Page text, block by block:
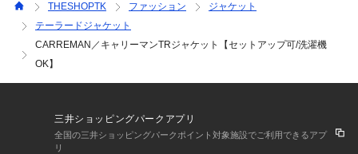
ります。また、パソコン・スマートフォンなどの環境により、
若干製品と画像のカラーが異なる場合もございます。
THESHOPTK ファッション
ジャケット
テーラードジャケット
CARREMAN／キャリーマンTRジャケット【セットアップ可/洗濯機
OK】
三井ショッピングパークアプリ
全国の三井ショッピングパークポイント対象施設でご利用できるアプ
リ